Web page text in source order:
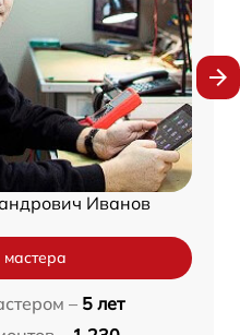
Иванов
– 5 лет